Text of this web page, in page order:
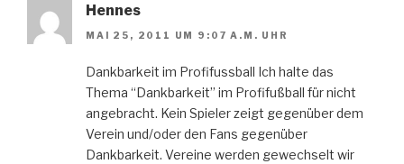
Hennes
MAI 25, 2011 UM 9:07 A.M. UHR
Dankbarkeit im Profifussball Ich halte das
Thema “Dankbarkeit” im Profifußball für nicht
angebracht. Kein Spieler zeigt gegenüber dem
Verein und/oder den Fans gegenüber
Dankbarkeit. Vereine werden gewechselt wir